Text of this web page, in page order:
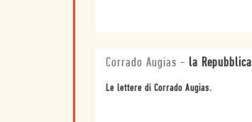
Corrado Augias - la Repubblica
Le lettere di Corrado Augias.